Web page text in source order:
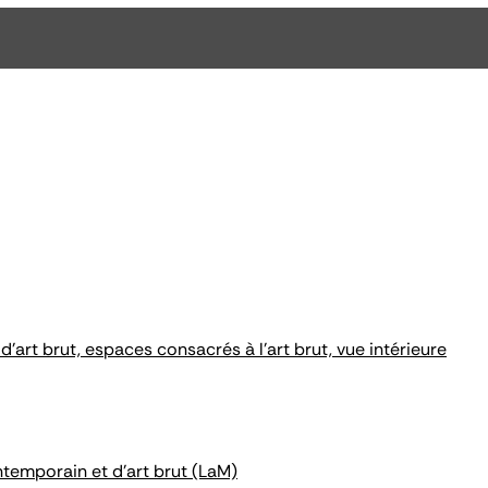
brut, espaces consacrés à l'art brut, vue intérieure
et d'art brut (LaM)